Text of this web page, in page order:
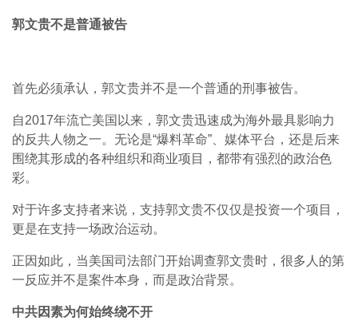
郭文贵不是普通被告
首先必须承认，郭文贵并不是一个普通的刑事被告。
自2017年流亡美国以来，郭文贵迅速成为海外最具影响力
的反共人物之一。无论是“爆料革命”、媒体平台，还是后来
围绕其形成的各种组织和商业项目，都带有强烈的政治色
彩。
对于许多支持者来说，支持郭文贵不仅仅是投资一个项目，
更是在支持一场政治运动。
正因如此，当美国司法部门开始调查郭文贵时，很多人的第
一反应并不是案件本身，而是政治背景。
中共因素为何始终绕不开